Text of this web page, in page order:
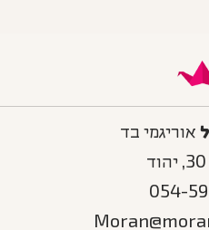
אוריגמי בד
054-